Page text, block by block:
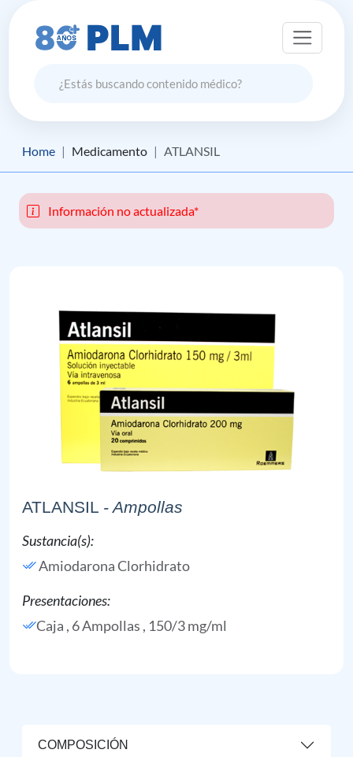
Home Medicamento ATLANSIL
Información no actualizada*
ATLANSIL - Ampollas
Sustancia(s):
Amiodarona Clorhidrato
Presentaciones:
Caja , 6 Ampollas , 150/3 mg/ml
COMPOSICIÓN